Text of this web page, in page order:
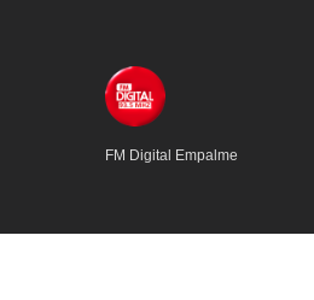
FM Digital Empalme